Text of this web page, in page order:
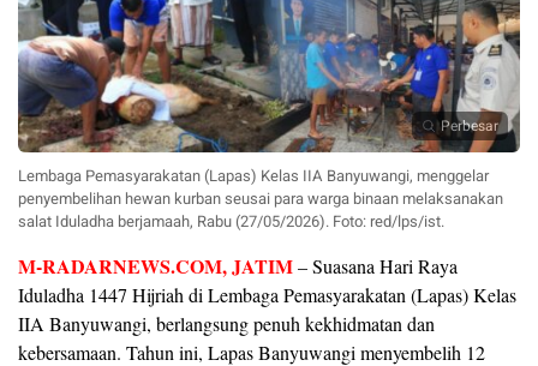
Perbesar
Lembaga Pemasyarakatan (Lapas) Kelas IIA Banyuwangi, menggelar
penyembelihan hewan kurban seusai para warga binaan melaksanakan
salat Iduladha berjamaah, Rabu (27/05/2026). Foto: red/lps/ist.
M-RADARNEWS.COM, JATIM– Suasana Hari Raya
Iduladha 1447 Hijriah di Lembaga Pemasyarakatan (Lapas) Kelas
IIA Banyuwangi, berlangsung penuh kekhidmatan dan
kebersamaan. Tahun ini, Lapas Banyuwangi menyembelih 12